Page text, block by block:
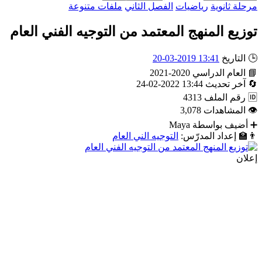
مرحلة ثانوية رياضيات الفصل الثاني ملفات متنوعة
توزيع المنهج المعتمد من التوجيه الفني العام
🕒 التاريخ 13:41 2019-03-20
📘
العام الدراسي 2020-2021
🔄
آخر تحديث 13:44 2022-02-24
🆔 رقم الملف 4313
👁
المشاهدات 3,078
➕
أضيف بواسطة Maya
👨‍🏫
إعداد المدرّس: التوجيه الني العام
إعلان